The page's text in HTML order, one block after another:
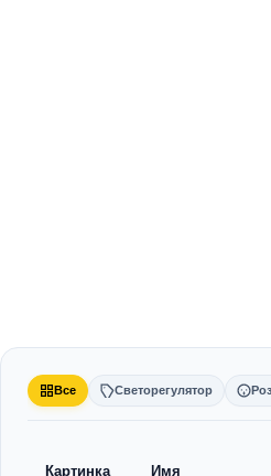
Все Светорегулятор
Картинка Имя